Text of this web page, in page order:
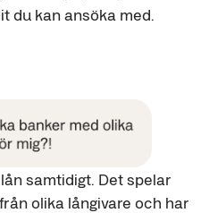
du kan ansöka med.
samtidigt. Det spelar
olika långivare och har